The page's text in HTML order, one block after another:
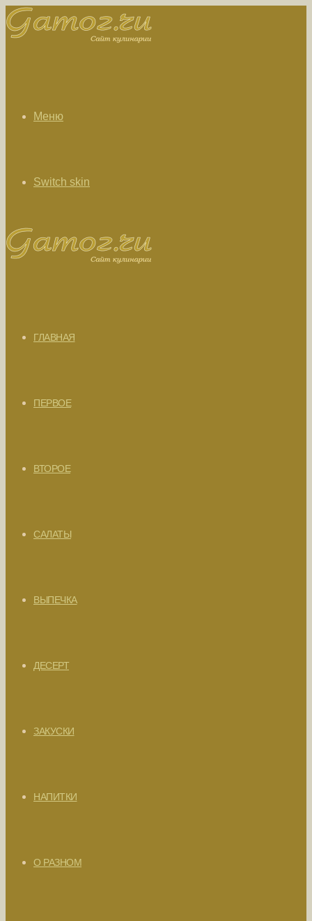
Меню
Switch skin
ГЛАВНАЯ
ПЕРВОЕ
ВТОРОЕ
САЛАТЫ
ВЫПЕЧКА
ДЕСЕРТ
ЗАКУСКИ
НАПИТКИ
О РАЗНОМ